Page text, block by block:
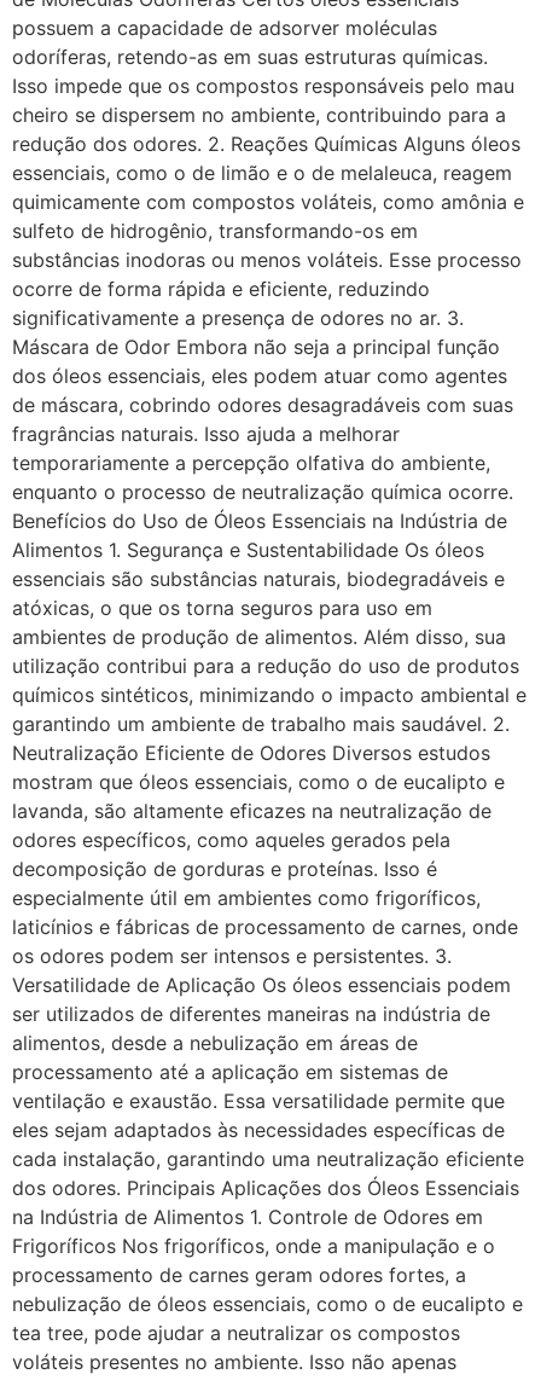
possuem a capacidade de adsorver moléculas
odoríferas, retendo-as em suas estruturas químicas.
Isso impede que os compostos responsáveis pelo mau
cheiro se dispersem no ambiente, contribuindo para a
redução dos odores. 2. Reações Químicas Alguns óleos
essenciais, como o de limão e o de melaleuca, reagem
quimicamente com compostos voláteis, como amônia e
sulfeto de hidrogênio, transformando-os em
substâncias inodoras ou menos voláteis. Esse processo
ocorre de forma rápida e eficiente, reduzindo
significativamente a presença de odores no ar. 3.
Máscara de Odor Embora não seja a principal função
dos óleos essenciais, eles podem atuar como agentes
de máscara, cobrindo odores desagradáveis com suas
fragrâncias naturais. Isso ajuda a melhorar
temporariamente a percepção olfativa do ambiente,
enquanto o processo de neutralização química ocorre.
Benefícios do Uso de Óleos Essenciais na Indústria de
Alimentos 1. Segurança e Sustentabilidade Os óleos
essenciais são substâncias naturais, biodegradáveis e
atóxicas, o que os torna seguros para uso em
ambientes de produção de alimentos. Além disso, sua
utilização contribui para a redução do uso de produtos
químicos sintéticos, minimizando o impacto ambiental e
garantindo um ambiente de trabalho mais saudável. 2.
Neutralização Eficiente de Odores Diversos estudos
mostram que óleos essenciais, como o de eucalipto e
lavanda, são altamente eficazes na neutralização de
odores específicos, como aqueles gerados pela
decomposição de gorduras e proteínas. Isso é
especialmente útil em ambientes como frigoríficos,
laticínios e fábricas de processamento de carnes, onde
os odores podem ser intensos e persistentes. 3.
Versatilidade de Aplicação Os óleos essenciais podem
ser utilizados de diferentes maneiras na indústria de
alimentos, desde a nebulização em áreas de
processamento até a aplicação em sistemas de
ventilação e exaustão. Essa versatilidade permite que
eles sejam adaptados às necessidades específicas de
cada instalação, garantindo uma neutralização eficiente
dos odores. Principais Aplicações dos Óleos Essenciais
na Indústria de Alimentos 1. Controle de Odores em
Frigoríficos Nos frigoríficos, onde a manipulação e o
processamento de carnes geram odores fortes, a
nebulização de óleos essenciais, como o de eucalipto e
tea tree, pode ajudar a neutralizar os compostos
voláteis presentes no ambiente. Isso não apenas